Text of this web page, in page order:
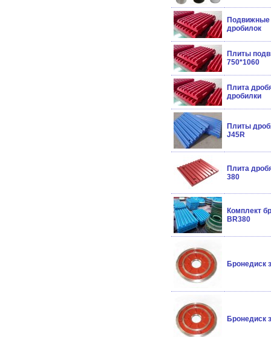
Подвижные
дробилок
Плиты
750*1060
Плита
дробилки
Плиты
J45R
Плита
380
Комплект
BR380
Бронедиск
Бронедиск